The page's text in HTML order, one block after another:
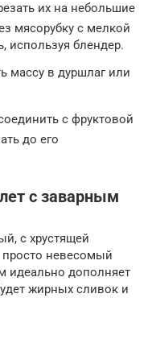
их на небольшие
мясорубку с мелкой
используя блендер.
массу в дуршлаг или
с фруктовой
до его
с заварным
с хрустящей
невесомый
идеально дополняет
жирных сливок и